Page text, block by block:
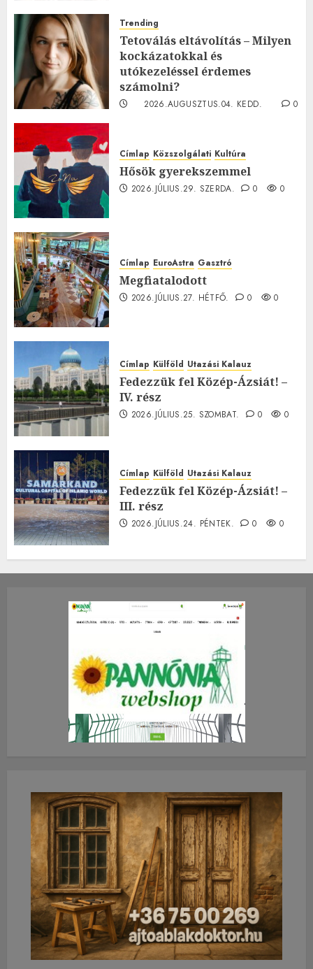
Trending
Tetoválás eltávolítás – Milyen
kockázatokkal és
utókezeléssel érdemes
számolni?
2026.AUGUSZTUS.04. KEDD.
0
Címlap Közszolgálati Kultúra
Hősök gyerekszemmel
2026.JÚLIUS.29. SZERDA. 0 0
Címlap EuroAstra Gasztró
Megfiatalodott
2026.JÚLIUS.27. HÉTFŐ. 0 0
Címlap Külföld Utazási Kalauz
Fedezzük fel Közép-Ázsiát! –
IV. rész
2026.JÚLIUS.25. SZOMBAT. 0 0
Címlap Külföld Utazási Kalauz
Fedezzük fel Közép-Ázsiát! –
III. rész
2026.JÚLIUS.24. PÉNTEK. 0 0